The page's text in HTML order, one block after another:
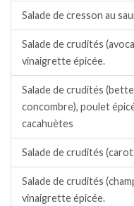
Salade de cresson au
Salade de crudités
vinaigrette épicée.
Salade de crudités
concombre), poulet
cacahuètes
Salade de crudités
Salade de crudités
vinaigrette épicée.